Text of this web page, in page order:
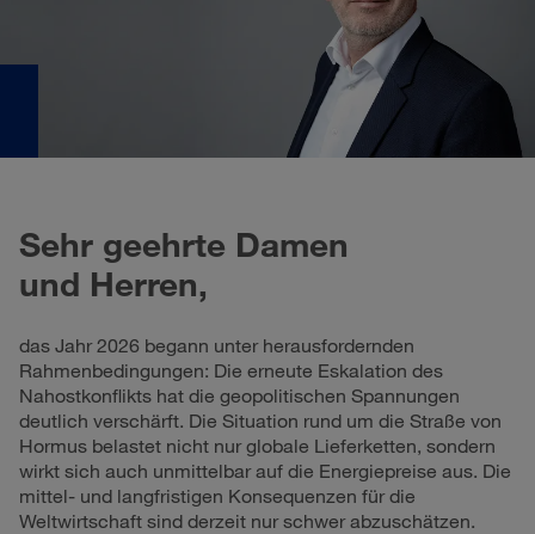
Sehr geehrte Damen
und Herren,
das Jahr 2026 begann unter herausfordernden
Rahmenbedingungen: Die erneute Eskalation des
Nahostkonflikts hat die geopolitischen Spannungen
deutlich verschärft. Die Situation rund um die Straße von
Hormus belastet nicht nur globale Lieferketten, sondern
wirkt sich auch unmittelbar auf die Energiepreise aus. Die
mittel- und langfristigen Konsequenzen für die
Weltwirtschaft sind derzeit nur schwer abzuschätzen.